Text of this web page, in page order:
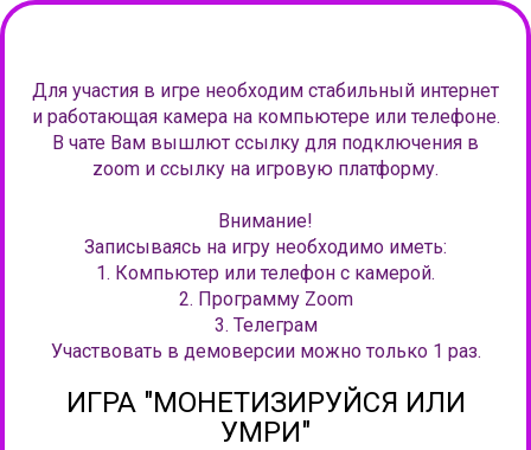
Для участия в игре необходим стабильный интернет
и работающая камера на компьютере или телефоне.
В чате Вам вышлют ссылку для подключения в
zoom и ссылку на игровую платформу.
Внимание!
Записываясь на игру необходимо иметь:
1. Компьютер или телефон с камерой.
2. Программу Zoom
3. Телеграм
Участвовать в демоверсии можно только 1 раз.
ИГРА "МОНЕТИЗИРУЙСЯ ИЛИ
УМРИ"